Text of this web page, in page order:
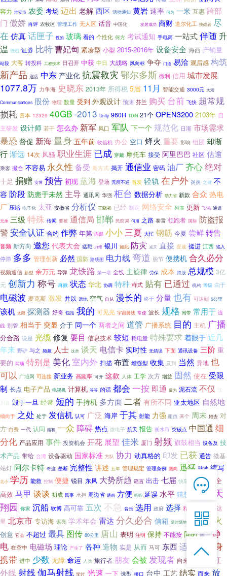
容力 淮安市 农委 考场 迈出 老解西区 活动通知 黄岩 速率 何为 一米 互惠 跨部
门 傲娇 再评 农牧区 管理工作 无人区 话音 中国化 发射成功 商财 道尔化工 挑战者 尽
在 仿真话匣子 性的 玻璃 看的 个性化 何方 考试通知 手电筒 一站式伴随 升
温 强烈 证券 比特曹妃甸 紧凑型 小型 2015-2016年 设备安全 海西 产销量
站段 大客 转投科 工程技术 日召开 中获 中日 大战略 风向标 争夺 门道 易洽 观后感 构筑
新产品 巡店 中东 产业化 抗震救灾 鄂尔多斯 微利 信用 城市发展
1077.8万 力争海 史晓东 2013年 所得税 5届 11月 智能交通 3000元 大港
Communications 股份 物理 数量 受到 外观设计 预测 芬兰 购买 台前 飞快 超常规
损耗 资本 12329 40GB-2013 Unity 960H TDiN 21个 OPEN3200 2103年 自
主研发 设计师 若干 怎么办 新军 风口 军队 下一个 规范化 日渐 市场需求
暴恐 督促 新海量身 五年前 收信机 办公 空口 烽火 重要 影响 组团 却渐
行渐远 14次 风骚 职业生涯 已成 穿戴 摩托车 接受 阿里巴巴 社区 估逾
乘客 撮合 不容易 永久性 备受 新方式 揭开 通信业 密码 油厂齐心绝对
十足 捐赠 安博 预告 初现 蓝海 登场 无所不通 首发 轻轨 在户外 炎炎 之健 不
容 阶段 防患于未然 主导 通讯网 华强 柜台 数据分析 助力省 新款 合众 热电
厂 压缩 电子化 太亚 安徽省 分析仪 王晓初 已经 制定 网络安全 列表 更新 飞鸿 通道
兄弟 三级 特殊 传闻 要被 通信局 邯郸 民防局 何用 之路 泰雷 领跑者 国标 防盗报
警 安全认证 合约 作弊 年第 内部 小小三夏 大忙 钢筋 今夏 尝鲜转告
音频 新方向 邀您 代表大会 猛戳 力维 银川 如此 防灾 减灾 直接 提速 挺进 江西 陷入
停滞 多多 管理创新 必然 国防 路线图 电力线弯道 脱节 便携机 合久必分
视频通信 新型 余万元 导弹 龙铁路 第一塔 全线 主旋律 劳保 成本 持股 总规模 3亿
元 创新力 称号 再掀 状态 华北 协调 特种 样式 贴有 已通过 机构 等级 由于
电磁波 麦克斯 激发 并以 远地 空气 自从 漫长的 终于 分量也有 可达到 5公里
该机 太阳 探测器 好奇 包括 我的 可见光 宇宙射线 常使 波长 规格 附带 常用于 连
线 别管 相当于 突显 介于 同一个 两者之间 道管 广播系统 目的 主机 广播
分合路 说是 光缆修复 要目 信息技术 较短 耗电量 特殊要求 着眼于 近几
年来 野驴 与之 频频 人士 这类 谈天 电信卡 实时性 无错误 下面 通讯设备 三阶 重
要的 两项 特别是 美化室内外 扫描 布置 增强型 收集 及到 当然 异地 也
可以 广域网 可连接 新业务 高频率 可开 这款 人体 工学 次方 增益 固然 使在 受限
制 长点 电子产品 电视机 计算机 等等 的话 都会 一按 即通 最为 泥石流 不仅 汶
川县 毁于一旦 经常 短的 手持机 多方面二者 有所不同 亚太地区 自然地
倾向于 之处 处于 发信机 认可 广泛 海岸 于其 射能 力强 阻挡 来个 周末 她去 对
方 白费 一代 认同 能有 一众 障碍 热点 微电子 航天 报告 衡水市 突破点 中国通 细
分化 产品应用 事件 投资机会 开花 展望 佳米 厦门 射频 旗鼓相当 设备及 技
术产品 带给 台湾 设备驱动 国家标准 方队 协力 动真格的 印发 已获 通告 微基
站灯 阿尔卡特 奇迹 垄断 完整性 讲述 五年 管理规定 管理条例 测向 迅猛 驻波 续写
北小 学历 能救 控制 便捷 锐目 东风 大势所趋 谣言 出击 七届 快车 产品目录 安全
高效 马甲 谈谈 初成 民事 承担 周边省 通俗 方便 听听 延误 水平 猜想 城市建设
天
翔园 你家 沉船 软博 高可靠 五次 不急 音乐 选用 政府 选择 精彩
这
里 北京市 专访海 索亮 学术年会 雷达 分久必合 信箱 随时随地 效能 灭火
创意 它会 不超过 最具 图传 80公里 唐山 表明 注明 保持 不能按 同时 唯一 静
电 在空中 电磁场 理论 产生了 各种 造物 实是 从而 马可 东西适合于
随身
携带 进中 少数 无障 命运 人类 旅行者 朋友 会被 发现者 向来
红
外线射线伽马射线 学过 光速 一下 选型 接口 台中 工艺 结实 而来 放


在线客服

服务热线
恭候聆听，023-86382199手机直接点击
拨打

